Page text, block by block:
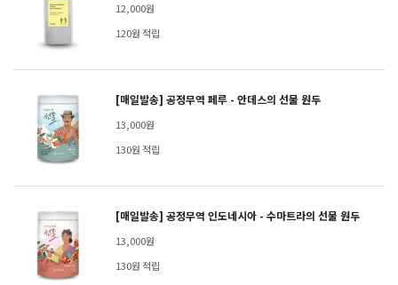
12,000원
120원 적립
[매일발송] 공정무역 페루 - 안데스의 선물 원두
13,000원
130원 적립
[매일발송] 공정무역 인도네시아 - 수마트라의 선물 원두
13,000원
130원 적립